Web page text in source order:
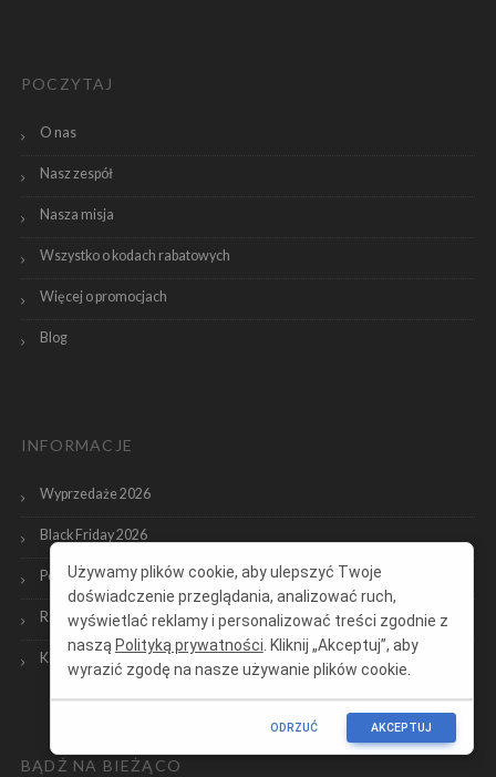
POCZYTAJ
O nas
Nasz zespół
Nasza misja
Wszystko o kodach rabatowych
Więcej o promocjach
Blog
INFORMACJE
Wyprzedaże 2026
Black Friday 2026
Polityka prywatności
Regulamin konkursowy
Kontakt
BĄDŹ NA BIEŻĄCO
Używamy plików cookie, aby ulepszyć Twoje
doświadczenie przeglądania, analizować ruch,
wyświetlać reklamy i personalizować treści zgodnie z
naszą Polityką prywatności . Kliknij „Akceptuj”, aby
wyrazić zgodę na nasze używanie plików cookie.
ODRZUĆ AKCEPTUJ